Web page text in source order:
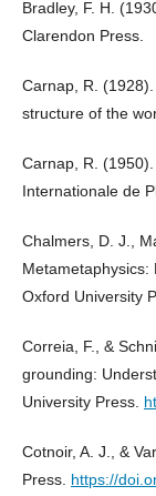
Bradley, F. H.
Clarendon Press.
Carnap, R.
structure of the
Carnap, R.
Internationale de
Chalmers, D. J.,
Metametaphysics:
Oxford University
Correia, F., &
grounding:
University Press.
Cotnoir, A. J., &
Press. https://